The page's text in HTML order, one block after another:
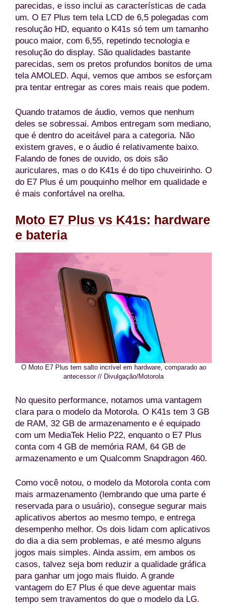
parecidas, e isso inclui as características de cada
um. O E7 Plus tem tela LCD de 6,5 polegadas com
resolução HD, equanto o K41s só tem um tamanho
pouco maior, com 6,55, repetindo tecnologia e
resolução do display. São qualidades bastante
parecidas, sem os pretos profundos bonitos de uma
tela AMOLED. Aqui, vemos que ambos se esforçam
pra tentar entregar as cores mais reais que podem.
Quando tratamos de áudio, vemos que nenhum
deles se sobressai. Ambos entregam som mediano,
que é dentro do aceitável para a categoria. Não
existem graves, e o áudio é relativamente baixo.
Falando de fones de ouvido, os dois são
auriculares, mas o do K41s é do tipo chuveirinho. O
do E7 Plus é um pouquinho melhor em qualidade e
é mais confortável na orelha.
Moto E7 Plus vs K41s: hardware
e bateria
O Moto E7 Plus tem salto incrível em hardware, comparado ao
antecessor // Divulgação/Motorola
No quesito performance, notamos uma vantagem
clara para o modelo da Motorola. O K41s tem 3 GB
de RAM, 32 GB de armazenamento e é equipado
com um MediaTek Helio P22, enquanto o E7 Plus
conta com 4 GB de memória RAM, 64 GB de
armazenamento e um Qualcomm Snapdragon 460.
Como você notou, o modelo da Motorola conta com
mais armazenamento (lembrando que uma parte é
reservada para o usuário), consegue segurar mais
aplicativos abertos ao mesmo tempo, e entrega
desempenho melhor. Os dois lidam com aplicativos
do dia a dia sem problemas, e até mesmo alguns
jogos mais simples. Ainda assim, em ambos os
casos, talvez seja bom reduzir a qualidade gráfica
para ganhar um jogo mais fluido. A grande
vantagem do E7 Plus é que deve aguentar mais
tempo sem travamentos do que o modelo da LG.